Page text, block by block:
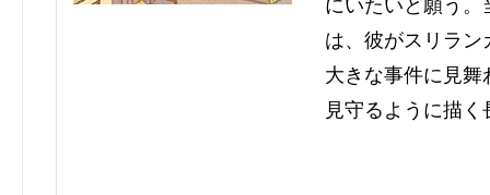
にいたいと願う
は、彼がスリラ
大きな事件に見
見守るように描く